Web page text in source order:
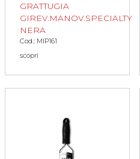
GRATTUGIA
GIREV.MANOV.SPECIALTY
NERA
Cod.: MIP161
scopri